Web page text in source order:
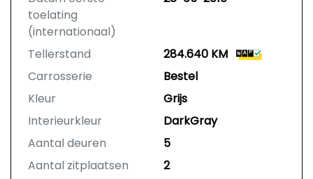
toelating
(internationaal)
Tellerstand
284.640 KM
Carrosserie
Bestel
Kleur
Grijs
Interieurkleur
DarkGray
Aantal deuren
5
Aantal zitplaatsen
2